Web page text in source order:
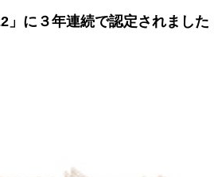
」に３年連続で認定されました